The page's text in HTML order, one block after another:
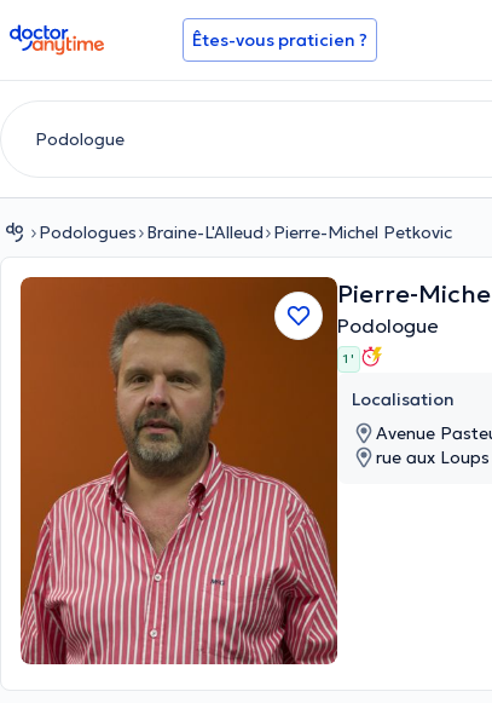
doctoranytime Êtes-vous praticien ?
Podologues Braine-L'Alleud Pierre-Michel Petkovic
Pierre-
Podologue
1 '
Localisation
Avenue
rue aux